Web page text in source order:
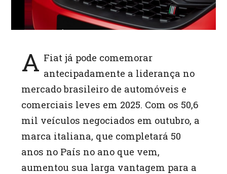
A Fiat já pode comemorar
antecipadamente a liderança no
mercado brasileiro de automóveis e
comerciais leves em 2025. Com os 50,6
mil veículos negociados em outubro, a
marca italiana, que completará 50
anos no País no ano que vem,
aumentou sua larga vantagem para a